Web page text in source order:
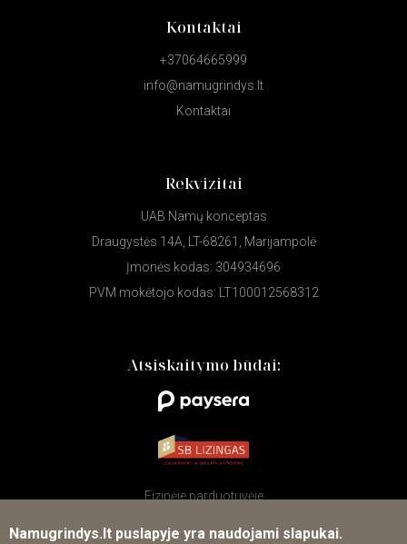
Kontaktai
+37064665999
info@namugrindys.lt
Kontaktai
Rekvizitai
UAB Namų konceptas
Draugystės 14A, LT-68261, Marijampolė
Įmonės kodas: 304934696
PVM mokėtojo kodas: LT100012568312
Atsiskaitymo būdai:
Fizinėje parduotuvėje
Namugrindys.lt puslapyje yra naudojami slapukai.